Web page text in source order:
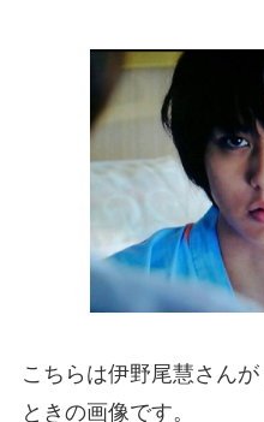
こちらは伊野尾慧さん
ときの画像です。